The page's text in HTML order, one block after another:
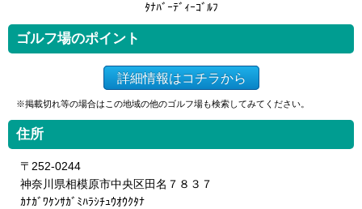
ﾀﾅﾊﾞｰﾃﾞｨｰｺﾞﾙﾌ
ゴルフ場のポイント
詳細情報はコチラから
※掲載切れ等の場合はこの地域の他のゴルフ場も検索してみてください。
住所
〒252-0244
神奈川県相模原市中央区田名７８３７
ｶﾅｶﾞﾜｹﾝｻｶﾞﾐﾊﾗｼﾁｭｳｵｳｸﾀﾅ